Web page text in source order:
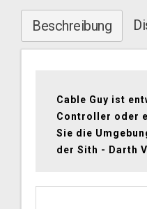
Beschreibung
Cable Guy ist
Controller oder
Sie die
der Sith - Darth